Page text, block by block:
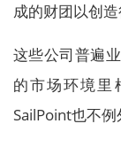
成的财团以创
这些公司普遍
的市场环境里
SailPoint也不例